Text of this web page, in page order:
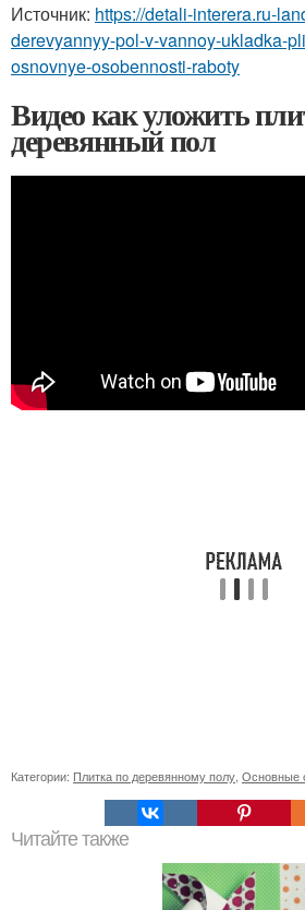
Источник: https://detali-interera.ru-
derevyannyy-pol-v-vannoy-ukladka-
osnovnye-osobennosti-raboty
Видео как уложить
деревянный пол
Категории: Плитка по деревянному полу, Основные
Читайте также